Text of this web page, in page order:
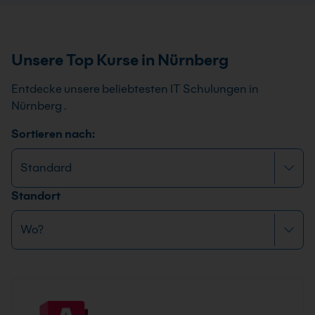
Unsere Top Kurse in Nürnberg
Entdecke unsere beliebtesten IT Schulungen in
Nürnberg .
Sortieren nach:
Standort